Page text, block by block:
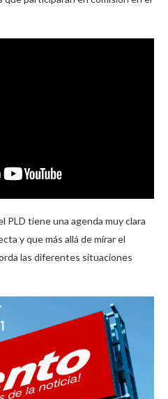
PLD tiene una agenda muy clara
y que más allá de mirar el
las diferentes situaciones